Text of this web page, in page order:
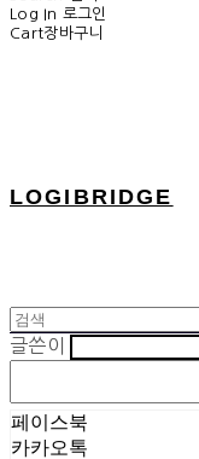
Log In 로그인
Cart장바구니
LOGIBRIDGE
글쓴이
페이스북
카카오톡